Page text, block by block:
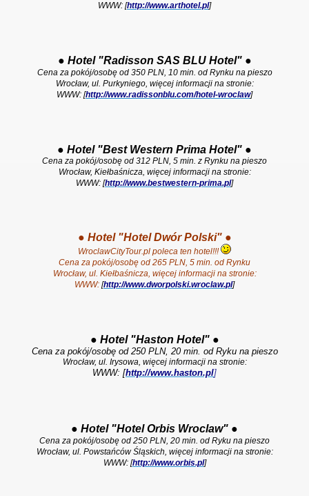
WWW: [http://www.arthotel.pl]
● Hotel "Radisson SAS BLU Hotel" ●
Cena za pokój/osobę od 350 PLN, 10 min. od Rynku na pieszo
Wrocław, ul. Purkyniego, więcej informacji na stronie:
WWW: [http://www.radissonblu.com/hotel-wroclaw]
● Hotel "Best Western Prima Hotel" ●
Cena za pokój/osobę od 312 PLN, 5 min. z Rynku na pieszo
Wrocław, Kiełbaśnicza, więcej informacji na stronie:
WWW: [http://www.bestwestern-prima.pl]
● Hotel "Hotel Dwór Polski" ●
WroclawCityTour.pl poleca ten hotel!!!
Cena za pokój/osobę od 265 PLN, 5 min. od Rynku
Wrocław, ul. Kiełbaśnicza, więcej informacji na stronie:
WWW: [http://www.dworpolski.wroclaw.pl]
● Hotel "Haston Hotel" ●
Cena za pokój/osobę od 250 PLN, 20 min. od Ryku na pieszo
Wrocław, ul. Irysowa, więcej informacji na stronie:
WWW: [http://www.haston.pl]
● Hotel "Hotel Orbis Wroclaw" ●
Cena za pokój/osobę od 250 PLN, 20 min. od Ryku na pieszo
Wrocław, ul. Powstańców Śląskich, więcej informacji na stronie:
WWW: [http://www.orbis.pl]